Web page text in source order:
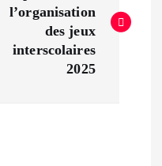
l’organisation
des jeux
interscolaires
2025